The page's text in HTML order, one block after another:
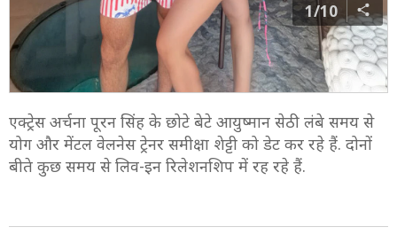
1/10
एक्ट्रेस अर्चना पूरन सिंह के छोटे बेटे आयुष्मान सेठी लंबे समय से
योग और मेंटल वेलनेस ट्रेनर समीक्षा शेट्टी को डेट कर रहे हैं. दोनों
बीते कुछ समय से लिव-इन रिलेशनशिप में रह रहे हैं.